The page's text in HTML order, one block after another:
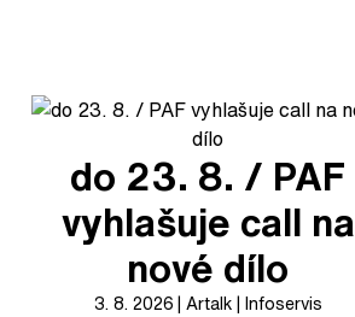
do 23. 8. / PAF
vyhlašuje call na
nové dílo
3. 8. 2026 Artalk Infoservis